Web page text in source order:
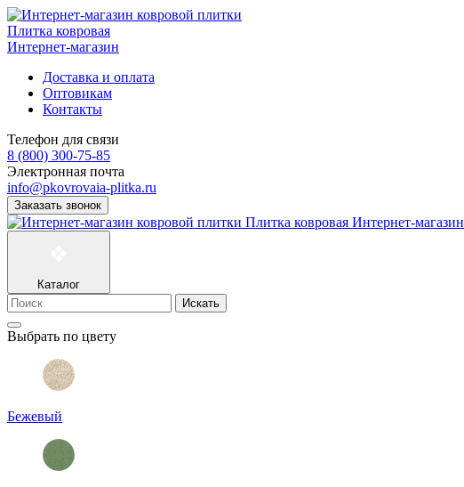
Плитка ковровая
Интернет-магазин
Доставка и оплата
Оптовикам
Контакты
Телефон для связи
8 (800) 300-75-85
Электронная почта
info@pkovrovaia-plitka.ru
Заказать звонок
Плитка ковровая Интернет-магазин
Каталог
Искать
Выбрать по цвету
Бежевый